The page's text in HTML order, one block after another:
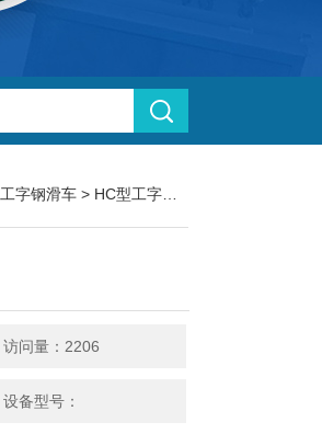
工字钢滑车 > HC型工字钢滑车
访问量：2206
设备型号：